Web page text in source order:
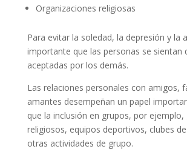
Organizaciones religiosas
Para evitar la soledad, la depresión y la
importante que las personas se sientan
aceptadas por los demás.
Las relaciones personales con amigos,
amantes desempeñan un papel
que la inclusión en grupos, por ejemplo,
religiosos, equipos deportivos, clubes
otras actividades de grupo.